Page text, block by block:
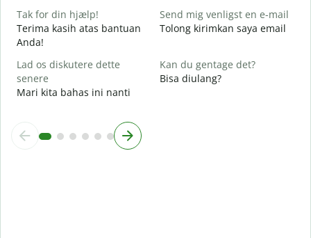
Tak for din hjælp!
Terima kasih atas bantuan
Anda!
Send mig venligst en e-mail
Tolong kirimkan saya email
Lad os diskutere dette
senere
Mari kita bahas ini nanti
Kan du gentage det?
Bisa diulang?